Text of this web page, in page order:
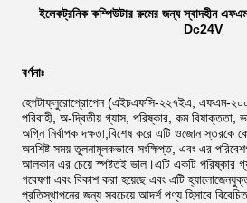
ইলেকট্রনিক কম্পিউটার রুমের জন্য স্বাদহীন
Dc24V
বর্ণনাঃ
হেপটাফ্লুরোপ্রোপেন (এইচএফসি-২২৭ইএ, এফএম-
পরিবাহী, অ-দ্বিতীয় গ্যাস, পরিষ্কার, কম বিষাক্ততা,
অগ্নি নির্বাপক দক্ষতা,বিশেষ করে এটি ওজোন স্তরকে
অবশিষ্ট সময় তুলনামূলকভাবে সংক্ষিপ্ত, এবং এর
আলকান এর চেয়ে স্পষ্টতই ভাল।এটি একটি পরিষ্কার
গবেষণা এবং বিকাশ করা হয়েছে এবং এটি
প্রতিস্থাপনের জন্য সবচেয়ে আদর্শ পণ্য হিসাবে